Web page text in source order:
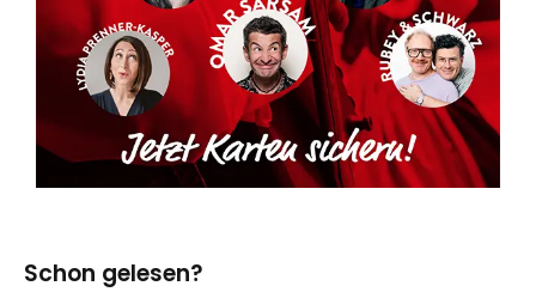
Schon gelesen?